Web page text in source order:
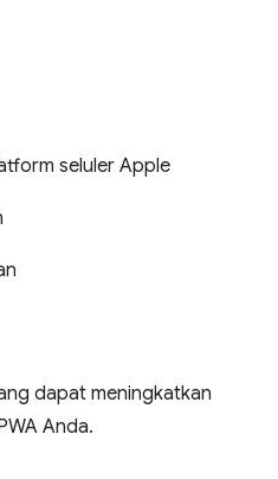
seluler Apple
dapat meningkatkan
Anda.